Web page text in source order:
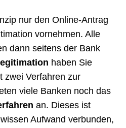
nur den Online-Antrag
vornehmen. Alle
dann seitens der Bank
haben Sie
zwei Verfahren zur
viele Banken noch das
an. Dieses ist
Aufwand verbunden,